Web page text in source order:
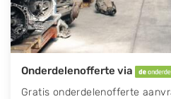
Onderdelenofferte via
Gratis onderdelenofferte